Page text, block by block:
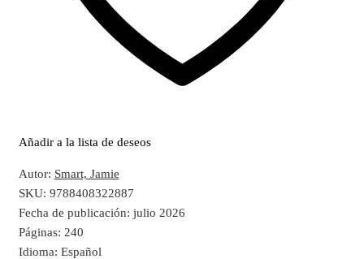
Añadir a la lista de deseos
Autor: Smart, Jamie
SKU: 9788408322887
Fecha de publicación: julio 2026
Páginas: 240
Idioma: Español